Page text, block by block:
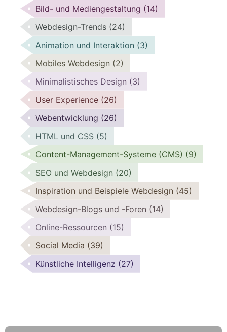
Bild- und Mediengestaltung (14)
Webdesign-Trends (24)
Animation und Interaktion (3)
Mobiles Webdesign (2)
Minimalistisches Design (3)
User Experience (26)
Webentwicklung (26)
HTML und CSS (5)
Content-Management-Systeme (CMS) (9)
SEO und Webdesign (20)
Inspiration und Beispiele Webdesign (45)
Webdesign-Blogs und -Foren (14)
Online-Ressourcen (15)
Social Media (39)
Künstliche Intelligenz (27)